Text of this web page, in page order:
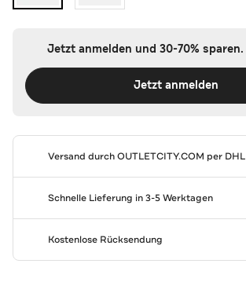
Jetzt anmelden und 30-70% sparen.
Jetzt anmelden
Versand durchOUTLETCITY.COM per DHL
Schnelle Lieferung in 3-5 Werktagen
Kostenlose Rücksendung